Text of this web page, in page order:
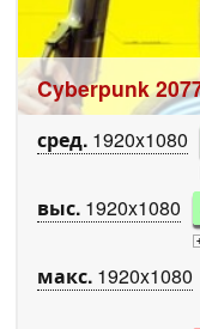
Cyberpunk
сред. 1920x1080
выс. 1920x1080
макс. 1920x1080